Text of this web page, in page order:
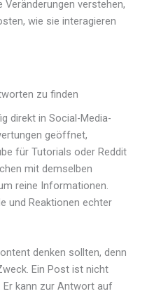
Veränderungen verstehen,
wie sie interagieren
zu finden
direkt in Social-Media-
geöffnet,
für Tutorials oder Reddit
mit demselben
reine Informationen.
und Reaktionen echter
denken sollten, denn
Ein Post ist nicht
kann zur Antwort auf